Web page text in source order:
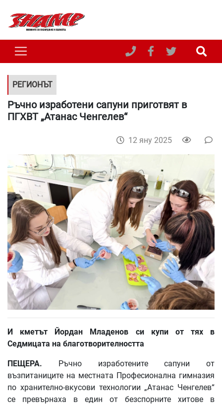
РЕГИОНЪТ
Ръчно изработени сапуни приготвят в
ПГХВТ „Атанас Ченгелев“
12 яну 2025
И кметът Йордан Младенов си купи от тях в
Седмицата на благотворителността
ПЕЩЕРА.
Ръчно изработените сапуни от
възпитаниците на местната Професионална гимназия
по хранително-вкусови технологии „Атанас Ченгелев“
се превърнаха в един от безспорните хитове в